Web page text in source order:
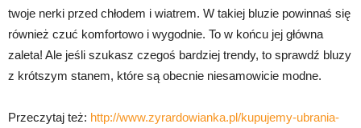
twoje nerki przed chłodem i wiatrem. W takiej bluzie powinnaś się
również czuć komfortowo i wygodnie. To w końcu jej główna
zaleta! Ale jeśli szukasz czegoś bardziej trendy, to sprawdź bluzy
z krótszym stanem, które są obecnie niesamowicie modne.
Przeczytaj też: http://www.zyrardowianka.pl/kupujemy-ubrania-